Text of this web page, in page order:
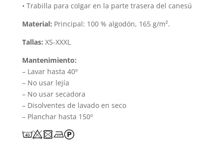
• Trabilla para colgar en la parte trasera del canesú
Material: Principal: 100 % algodón, 165 g/m².
Tallas: XS-XXXL
Mantenimiento:
– Lavar hasta 40º
– No usar lejía
– No usar secadora
– Disolventes de lavado en seco
– Planchar hasta 150º